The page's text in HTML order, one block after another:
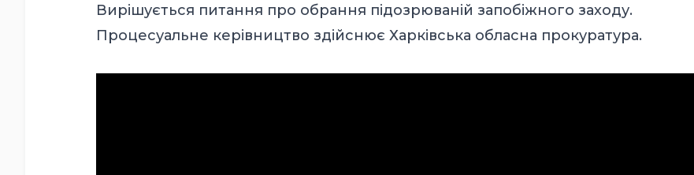
Вирішується питання про обрання підозрюваній запобіжного заходу.
Процесуальне керівництво здійснює Харківська обласна прокуратура.